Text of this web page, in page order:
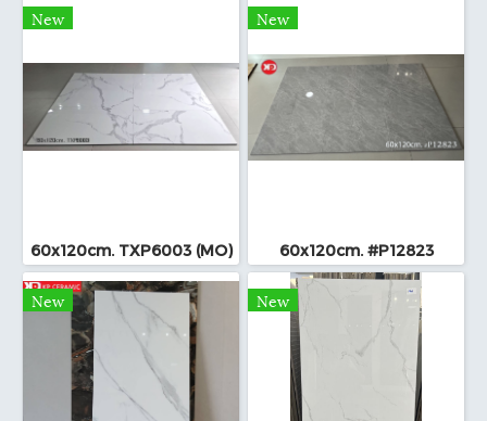
New
60x120cm. TXP6003 (MO)
New
60x120cm. #P12823
New New